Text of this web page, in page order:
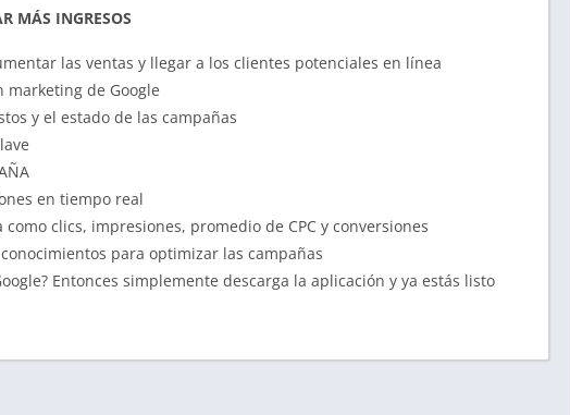
MÁS INGRESOS
las ventas y llegar a los clientes potenciales en línea
marketing de Google
y el estado de las campañas
en tiempo real
clics, impresiones, promedio de CPC y conversiones
para optimizar las campañas
Entonces simplemente descarga la aplicación y ya estás listo